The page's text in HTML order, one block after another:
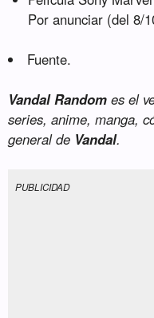
Por anunciar (del 8/
Fuente.
Vandal Random es el
series, anime, manga,
general de Vandal.
PUBLICIDAD